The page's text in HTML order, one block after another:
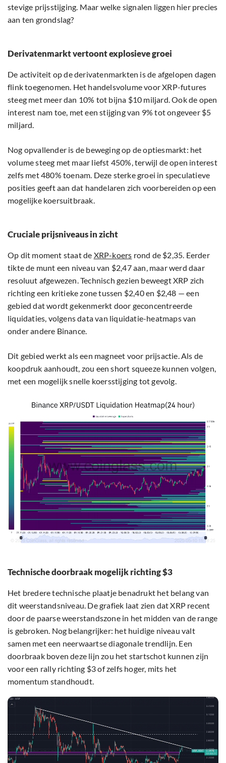
stevige prijsstijging. Maar welke signalen liggen hier precies
aan ten grondslag?
Derivatenmarkt vertoont explosieve groei
De activiteit op de derivatenmarkten is de afgelopen dagen
flink toegenomen. Het handelsvolume voor XRP-futures
steeg met meer dan 10% tot bijna $10 miljard. Ook de open
interest nam toe, met een stijging van 9% tot ongeveer $5
miljard.
Nog opvallender is de beweging op de optiesmarkt: het
volume steeg met maar liefst 450%, terwijl de open interest
zelfs met 480% toenam. Deze sterke groei in speculatieve
posities geeft aan dat handelaren zich voorbereiden op een
mogelijke koersuitbraak.
Cruciale prijsniveaus in zicht
Op dit moment staat de XRP-koers rond de $2,35. Eerder
tikte de munt een niveau van $2,47 aan, maar werd daar
resoluut afgewezen. Technisch gezien beweegt XRP zich
richting een kritieke zone tussen $2,40 en $2,48 — een
gebied dat wordt gekenmerkt door geconcentreerde
liquidaties, volgens data van liquidatie-heatmaps van
onder andere Binance.
Dit gebied werkt als een magneet voor prijsactie. Als de
koopdruk aanhoudt, zou een short squeeze kunnen volgen,
met een mogelijk snelle koersstijging tot gevolg.
Technische doorbraak mogelijk richting $3
Het bredere technische plaatje benadrukt het belang van
dit weerstandsniveau. De grafiek laat zien dat XRP recent
door de paarse weerstandszone in het midden van de range
is gebroken. Nog belangrijker: het huidige niveau valt
samen met een neerwaartse diagonale trendlijn. Een
doorbraak boven deze lijn zou het startschot kunnen zijn
voor een rally richting $3 of zelfs hoger, mits het
momentum standhoudt.